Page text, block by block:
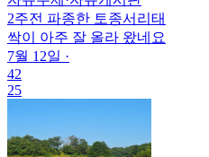
2주전 파종한 토종서리태
싹이 아주 잘 올라 왔네요
7월 12일 ·
42
25